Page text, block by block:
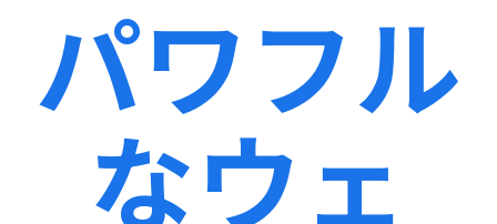
パワフル
なウェ